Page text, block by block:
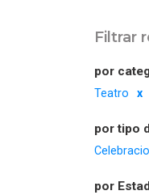
Filtrar
por
Teatro
por tipo
por